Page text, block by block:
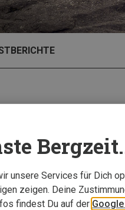
unsere Services für Dich
zeigen. Deine
findest Du auf der